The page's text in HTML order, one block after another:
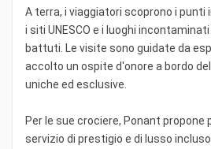
A terra, i viaggiatori scoprono i punti
i siti UNESCO e i luoghi
battuti. Le visite sono guidate da
accolto un ospite d'onore a bordo
uniche ed esclusive.
Per le sue crociere, Ponant propone
servizio di prestigio e di lusso